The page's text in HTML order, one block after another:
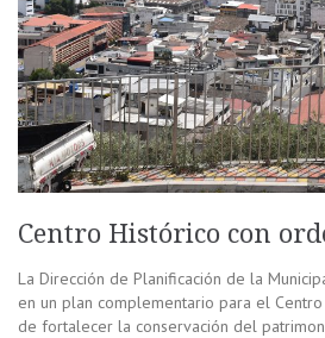
Centro Histórico con
La Dirección de Planificación de la
en un plan complementario para el
de fortalecer la conservación del